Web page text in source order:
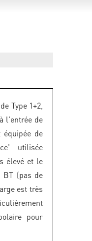
Type 1+2,
l'entrée de
de
utilisée
élevé et le
BT (pas de
est très
pour